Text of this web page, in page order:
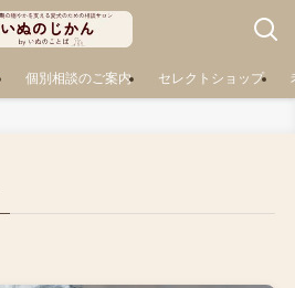
個別相談のご案内 セレクトショップ